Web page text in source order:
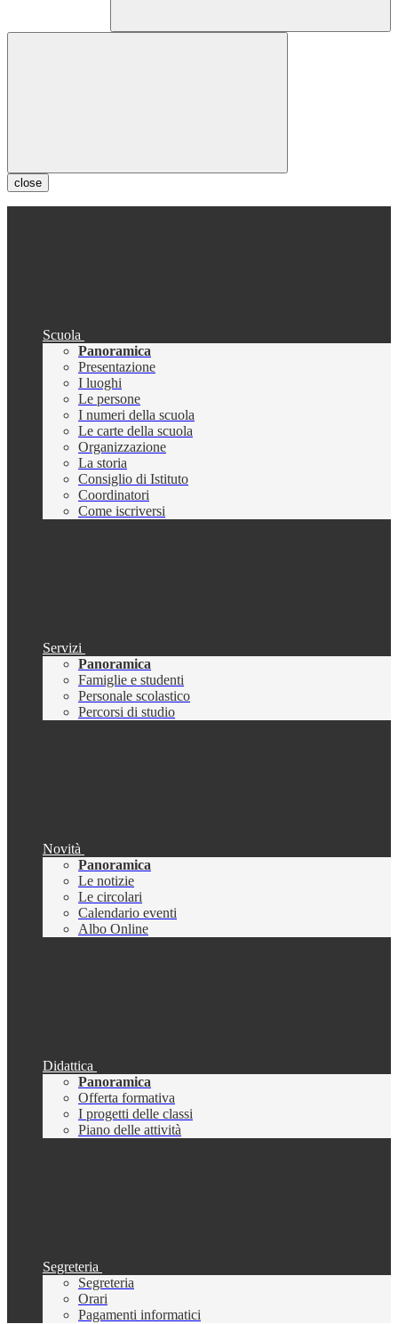
close
Scuola
Panoramica
Presentazione
I luoghi
Le persone
I numeri della scuola
Le carte della scuola
Organizzazione
La storia
Consiglio di Istituto
Coordinatori
Come iscriversi
Servizi
Panoramica
Famiglie e studenti
Personale scolastico
Percorsi di studio
Novità
Panoramica
Le notizie
Le circolari
Calendario eventi
Albo Online
Didattica
Panoramica
Offerta formativa
I progetti delle classi
Piano delle attività
Segreteria
Segreteria
Orari
Pagamenti informatici